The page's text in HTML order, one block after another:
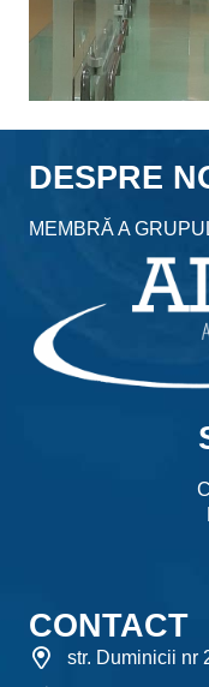
DESPRE
MEMBRĂ A
CONTACT
str. Duminicii nr